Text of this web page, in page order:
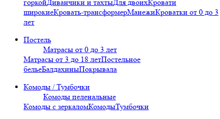
горкойДиванчики и тахтыДля двоихКровати
широкиеКровать-трансформерМанежиКроватки от 0 до 3
лет
Постель
Матрасы от 0 до 3 лет
Матрасы от 3 до 18 летПостельное
бельеБалдахиныПокрывала
Комоды / Тумбочки
Комоды пеленальные
Комоды с зеркаломКомодыТумбочки